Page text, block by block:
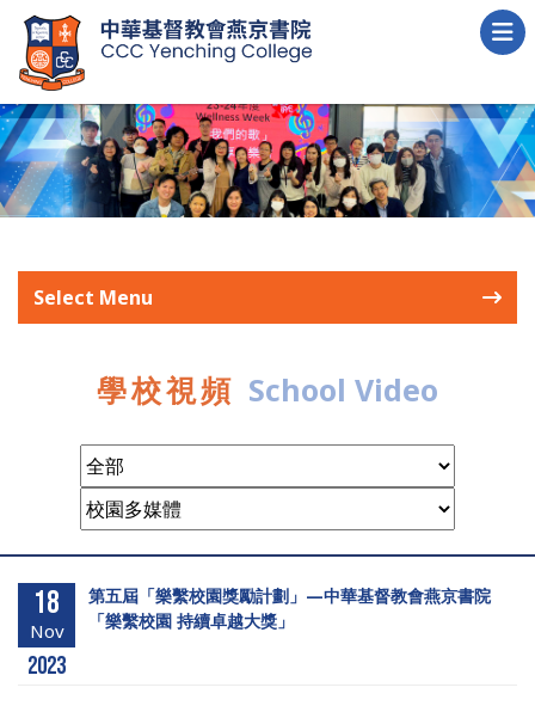
Select Menu
學校視頻 School Video
18
Nov
2023
第五屆「樂繫校園獎勵計劃」—中華基督教會燕京書院
「樂繫校園 持續卓越大獎」